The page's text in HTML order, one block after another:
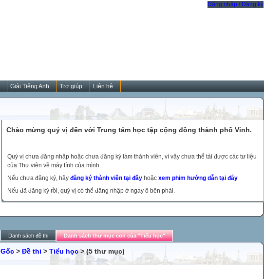
Đăng nhập / Đăng ký
Giải Tiếng Anh Trợ giúp Liên hệ
Chào mừng quý vị đến với Trung tâm học tập cộng đồng thành phố Vinh.
Quý vị chưa đăng nhập hoặc chưa đăng ký làm thành viên, vì vậy chưa thể tải được các tư liệu
của Thư viện về máy tính của mình.
Nếu chưa đăng ký, hãy đăng ký thành viên tại đây hoặc xem phim hướng dẫn tại đây
Nếu đã đăng ký rồi, quý vị có thể đăng nhập ở ngay ô bên phải.
Danh sách đề thi Danh sách thư mục con của "Tiểu học"
Gốc > Đề thi > Tiểu học> (5 thư mục)